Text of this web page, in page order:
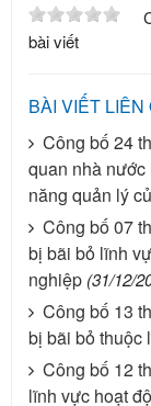
bài viết
BÀI VIẾT LIÊN
Công bố 24
quan nhà
năng quản lý
Công bố 07
bị bãi bỏ lĩnh
nghiệp (31/12/
Công bố 13
bị bãi bỏ thuộc
Công bố 12
lĩnh vực hoạt